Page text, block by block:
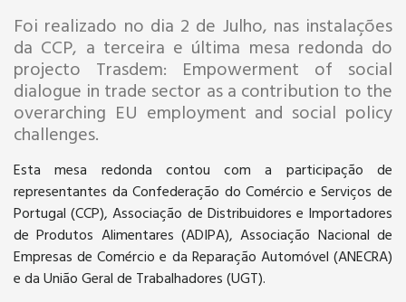
Foi realizado no dia 2 de Julho, nas instalações
da CCP, a terceira e última mesa redonda do
projecto Trasdem: Empowerment of social
dialogue in trade sector as a contribution to the
overarching EU employment and social policy
challenges.
Esta mesa redonda contou com a participação de
representantes da Confederação do Comércio e Serviços de
Portugal (CCP), Associação de Distribuidores e Importadores
de Produtos Alimentares (ADIPA), Associação Nacional de
Empresas de Comércio e da Reparação Automóvel (ANECRA)
e da União Geral de Trabalhadores (UGT).